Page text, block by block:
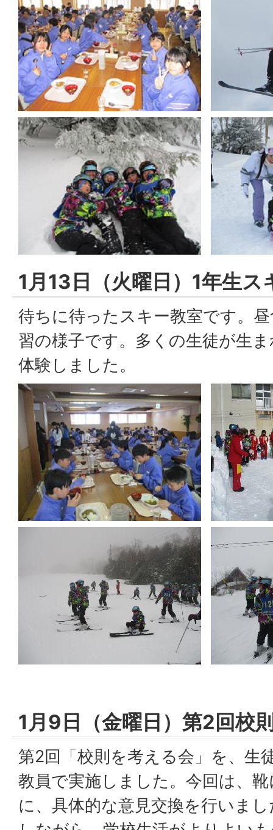
1月13日（火曜日）1年生ス
待ちに待ったスキー教室です。
習の様子です。多くの生徒が生
体験しました。
1月9日（金曜日）第2回校
第2回「校則を考える会」を、生
教員で実施しました。今回は、
に、具体的な意見交換を行いま